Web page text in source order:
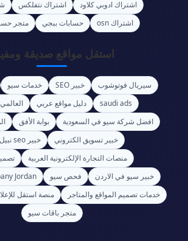
اشتراك ادوبي كلاود
اشتراك نتفلكس
اشتراك osn
حسابات ببجي متجر
استقل مواقع صديقة
سيريال فوتوشوب خبير SEO خدمات سيو
saudi ads
دليل مواقع عربي
افضل شركة سيو في السعودية
بوابة الأفق
خبير تسويق الكتروني
خبير seo نبيل الدم
منصات التجارة الإلكترونية العربية
خبير سيو في الاردن
فحص سيو
Jordan
خدمات تصميم المواقع والمتاجر
منصة استقل
متجر باقات سيو